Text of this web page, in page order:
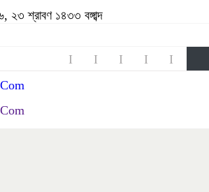
শ্রাবণ ১৪৩৩ বঙ্গাব্দ